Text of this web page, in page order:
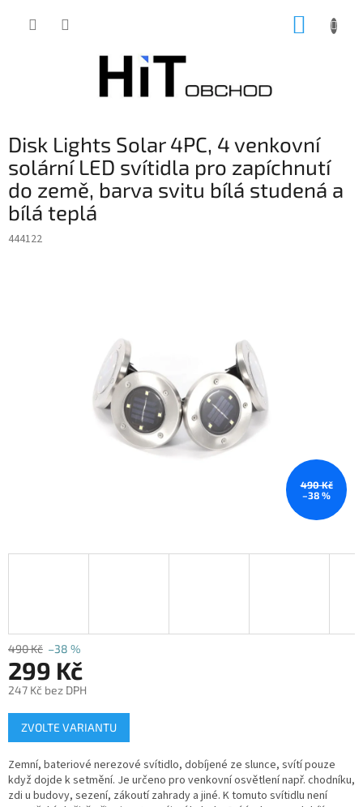
Disk Lights Solar 4PC, 4 venkovní
solární LED svítidla pro zapíchnutí
do země, barva svitu bílá studená a
bílá teplá
444122
490 Kč
–38 %
490 Kč –38 %
299 Kč
247 Kč bez DPH
Měrná
cena:
ZVOLTE VARIANTU
Zemní, bateriové nerezové svítidlo, dobíjené ze slunce, svítí pouze
když dojde k setmění. Je určeno pro venkovní osvětlení např. chodníku,
zdi u budovy, sezení, zákoutí zahrady a jiné. K tomuto svítidlu není